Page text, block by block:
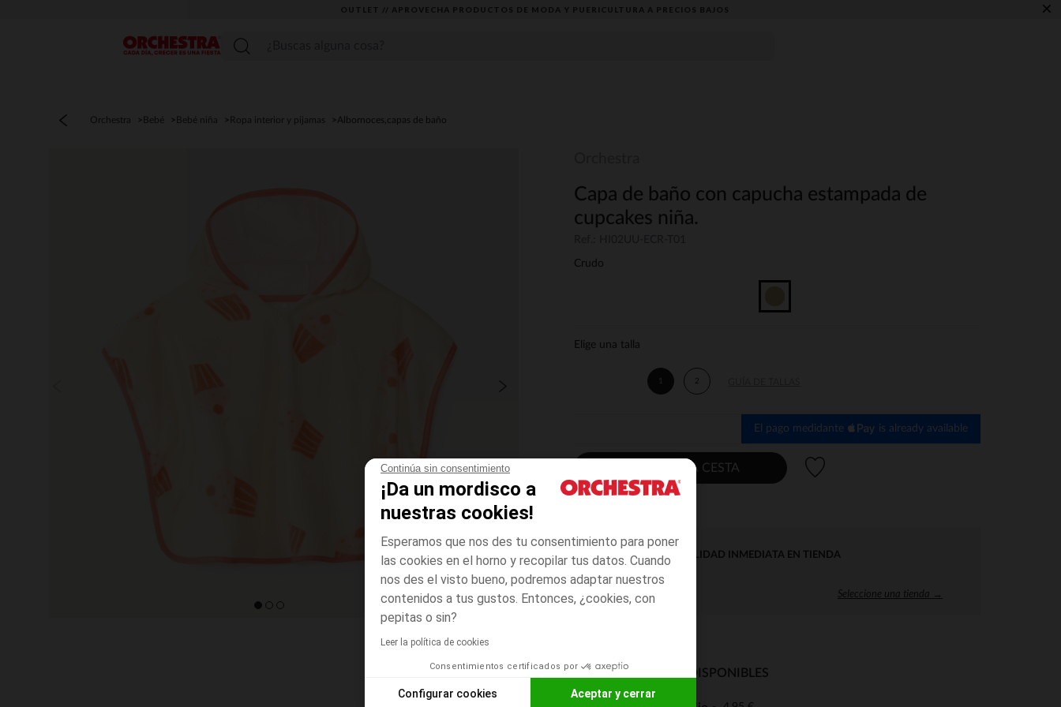
Continúa sin consentimiento
¡Da un mordisco a
nuestras cookies!
Esperamos que nos des tu consentimiento para poner
las cookies en el horno y recopilar tus datos. Cuando
nos des el visto bueno, podremos adaptar nuestros
contenidos a tus gustos. Entonces, ¿cookies, con
pepitas o sin?
Leer la política de cookies
Consentimientos certificados por
Configurar cookies Aceptar y cerrar
OUTLET // APROVECHA PRODUCTOS DE MODA Y PUERICULTURA A PRECIOS BAJOS ×
Menú
Orchestra Bebé Bebé niña Ropa interior y pijamas Albornoces,capas de baño
Capa de baño con capucha estampada de
cupcakes niña.
Crudo
Elige una talla
1 2
El pago medidante is already available
AÑADIR A LA CESTA
DISPONIBILIDAD INMEDIATA EN TIENDA
Seleccione una tienda →
MODOS DE ENVÍO DISPONIBLES